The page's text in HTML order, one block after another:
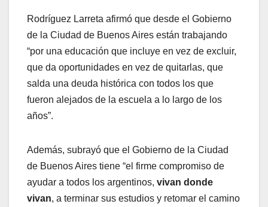
Rodríguez Larreta afirmó que desde el Gobierno
de la Ciudad de Buenos Aires están trabajando
“por una educación que incluye en vez de excluir,
que da oportunidades en vez de quitarlas, que
salda una deuda histórica con todos los que
fueron alejados de la escuela a lo largo de los
años”.
Además, subrayó que el Gobierno de la Ciudad
de Buenos Aires tiene “el firme compromiso de
ayudar a todos los argentinos, vivan donde
vivan, a terminar sus estudios y retomar el camino